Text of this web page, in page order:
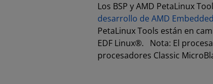
Los BSP y AMD PetaLinux
desarrollo de AMD
PetaLinux Tools están en
EDF Linux®. Nota: El
procesadores Classic